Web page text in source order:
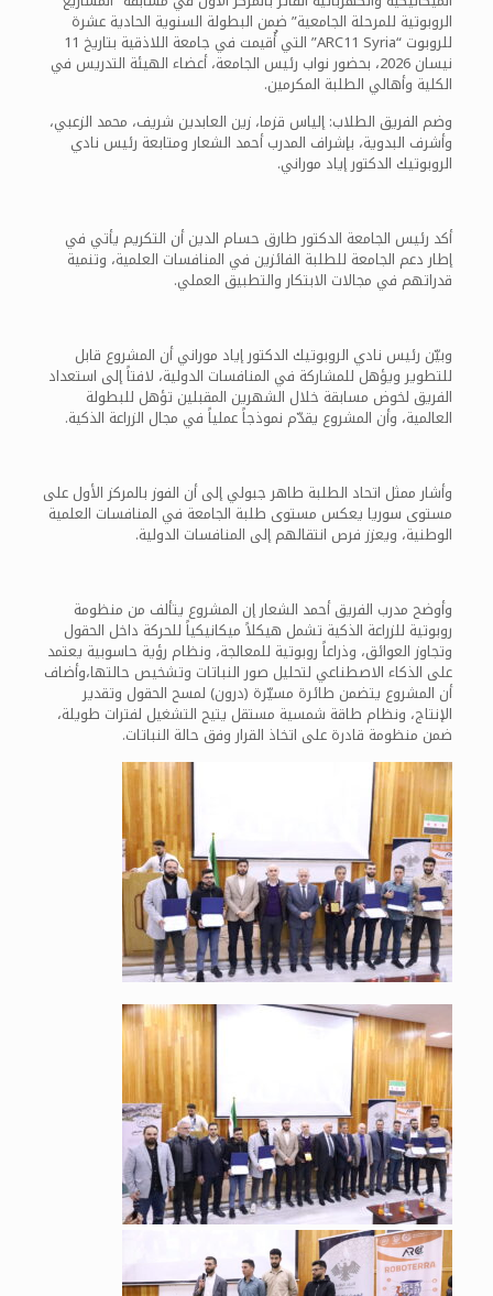
الروبوتية للمرحلة الجامعية” ضمن البطولة السنوية الحادية عشرة
للروبوت “ARC11 Syria” التي أُقيمت في جامعة اللاذقية بتاريخ 11
نيسان 2026، بحضور نواب رئيس الجامعة، أعضاء الهيئة التدريس في
الكلية وأهالي الطلبة المكرمين.
وضم الفريق الطلاب: إلياس قزما، زين العابدين شريف، محمد الزعبي،
وأشرف البدوية، بإشراف المدرب أحمد الشعار ومتابعة رئيس نادي
الروبوتيك الدكتور إياد موراني.
أكد رئيس الجامعة الدكتور طارق حسام الدين أن التكريم يأتي في
إطار دعم الجامعة للطلبة الفائزين في المنافسات العلمية، وتنمية
قدراتهم في مجالات الابتكار والتطبيق العملي.
وبيّن رئيس نادي الروبوتيك الدكتور إياد موراني أن المشروع قابل
للتطوير ويؤهل للمشاركة في المنافسات الدولية، لافتاً إلى استعداد
الفريق لخوض مسابقة خلال الشهرين المقبلين تؤهل للبطولة
العالمية، وأن المشروع يقدّم نموذجاً عملياً في مجال الزراعة الذكية.
وأشار ممثل اتحاد الطلبة طاهر جبولي إلى أن الفوز بالمركز الأول على
مستوى سوريا يعكس مستوى طلبة الجامعة في المنافسات العلمية
الوطنية، ويعزز فرص انتقالهم إلى المنافسات الدولية.
وأوضح مدرب الفريق أحمد الشعار إن المشروع يتألف من منظومة
روبوتية للزراعة الذكية تشمل هيكلاً ميكانيكياً للحركة داخل الحقول
وتجاوز العوائق، وذراعاً روبوتية للمعالجة، ونظام رؤية حاسوبية يعتمد
على الذكاء الاصطناعي لتحليل صور النباتات وتشخيص حالتها،وأضاف
أن المشروع يتضمن طائرة مسيّرة (درون) لمسح الحقول وتقدير
الإنتاج، ونظام طاقة شمسية مستقل يتيح التشغيل لفترات طويلة،
ضمن منظومة قادرة على اتخاذ القرار وفق حالة النباتات.